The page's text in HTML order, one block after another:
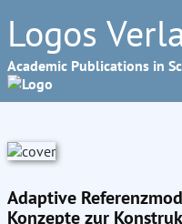
Logos
Academic Publications in
Adaptive
Konzepte zur